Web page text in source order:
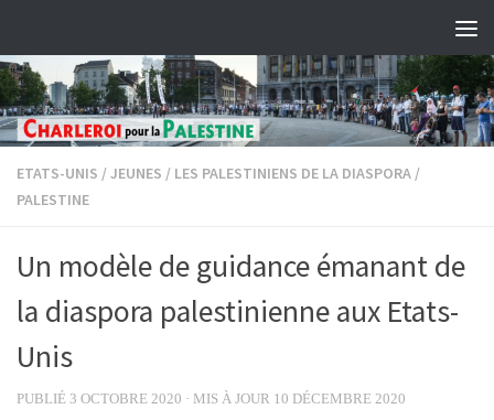
ETATS-UNIS /JEUNES / LES PALESTINIENS DE LA DIASPORA /
PALESTINE
Un modèle de guidance émanant de
la diaspora palestinienne aux Etats-
Unis
PUBLIÉ 3 OCTOBRE 2020 · MIS À JOUR 10 DÉCEMBRE 2020